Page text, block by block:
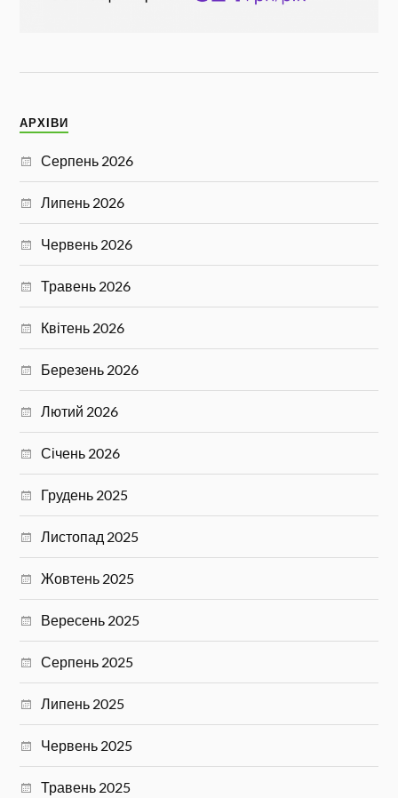
АРХІВИ
Серпень 2026
Липень 2026
Червень 2026
Травень 2026
Квітень 2026
Березень 2026
Лютий 2026
Січень 2026
Грудень 2025
Листопад 2025
Жовтень 2025
Вересень 2025
Серпень 2025
Липень 2025
Червень 2025
Травень 2025